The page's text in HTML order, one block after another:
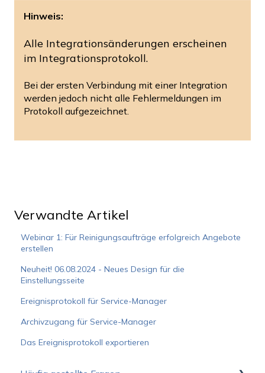
Hinweis:
Alle Integrationsänderungen erscheinen
im Integrationsprotokoll.
Bei der ersten Verbindung mit einer Integration
werden jedoch nicht alle Fehlermeldungen im
Protokoll aufgezeichnet.
Verwandte Artikel
Webinar 1: Für Reinigungsaufträge erfolgreich Angebote
erstellen
Neuheit! 06.08.2024 - Neues Design für die
Einstellungsseite
Ereignisprotokoll für Service-Manager
Archivzugang für Service-Manager
Das Ereignisprotokoll exportieren